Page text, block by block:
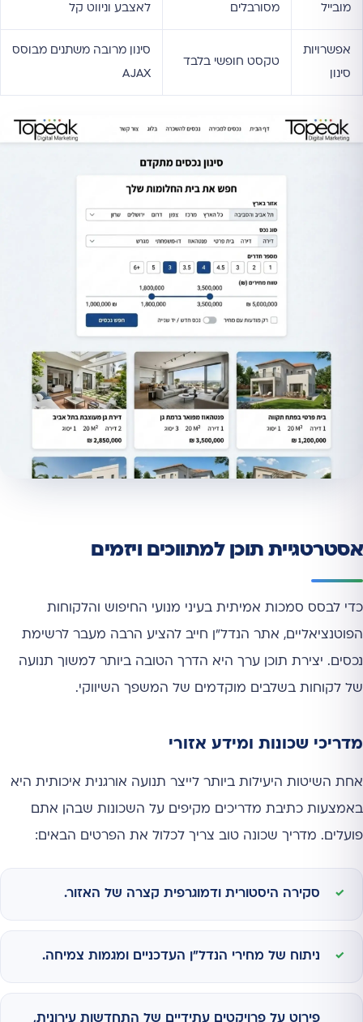
מובייל מסורבלים לאצבע וניווט קל
אפשרויות
סינון
טקסט חופשי בלבד
סינון מרובה משתנים מבוסס
AJAX
אסטרטגיית תוכן למתווכים ויזמים
כדי לבסס סמכות אמיתית בעיני מנועי החיפוש והלקוחות
הפוטנציאליים, אתר הנדל"ן חייב להציע הרבה מעבר לרשימת
נכסים. יצירת תוכן ערך היא הדרך הטובה ביותר למשוך תנועה
של לקוחות בשלבים מוקדמים של המשפך השיווקי.
מדריכי שכונות ומידע אזורי
אחת השיטות היעילות ביותר לייצר תנועה אורגנית איכותית היא
באמצעות כתיבת מדריכים מקיפים על השכונות שבהן אתם
פועלים. מדריך שכונה טוב צריך לכלול את הפרטים הבאים:
סקירה היסטורית ודמוגרפית קצרה של האזור.
ניתוח של מחירי הנדל"ן העדכניים ומגמות צמיחה.
פירוט על פרויקטים עתידיים של התחדשות עירונית,